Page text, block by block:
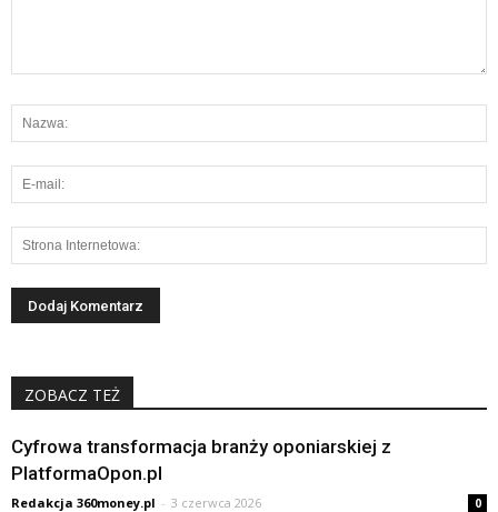
ZOBACZ TEŻ
Cyfrowa transformacja branży oponiarskiej z
PlatformaOpon.pl
Redakcja 360money.pl - 3 czerwca 2026 0